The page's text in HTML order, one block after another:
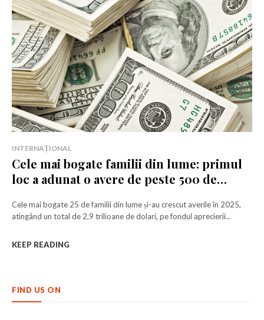
Rămâi conectat la lumea afacerilor și
Rămâi conectat la lumea afacerilor și
INTERNAȚIONAL
Cele mai bogate familii din lume: primul
loc a adunat o avere de peste 500 de
Cele mai bogate 25 de familii din lume și-au crescut averile în 2025,
atingând un total de 2,9 trilioane de dolari, pe fondul aprecierii...
KEEP READING
FIND US ON